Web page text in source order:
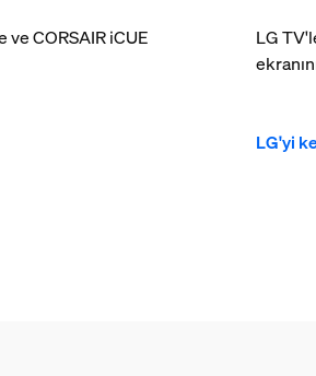
CORSAIR iCUE
LG
LG'yi